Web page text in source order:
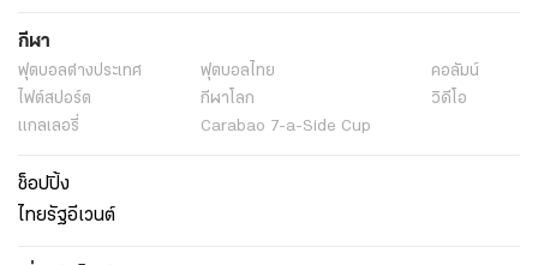
กีฬา
ฟุตบอลต่่างประเทศ ฟุตบอลไทย
คอลัมน์
ไฟต์สปอร์ต
กีฬาโลก
วิดีโอ
แกลเลอรี่
Carabao 7-a-Side Cup
ช็อปปิ้ง
ไทยรัฐอีเวนต์